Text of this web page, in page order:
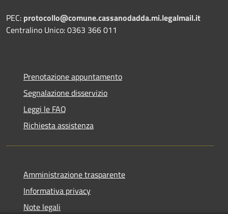
PEC: protocollo@comune.cassanodadda.mi.legalmail.it
Centralino Unico: 0363 366 011
Prenotazione appuntamento
Segnalazione disservizio
Leggi le FAQ
Richiesta assistenza
Amministrazione trasparente
Informativa privacy
Note legali